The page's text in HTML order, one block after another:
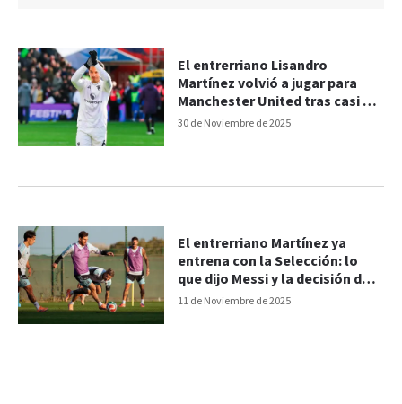
30 de Noviembre de 2025
El entrerriano Lisandro
Martínez volvió a jugar para
Manchester United tras casi 10
meses
11 de Noviembre de 2025
El entrerriano Martínez ya
entrena con la Selección: lo
que dijo Messi y la decisión del
técnico